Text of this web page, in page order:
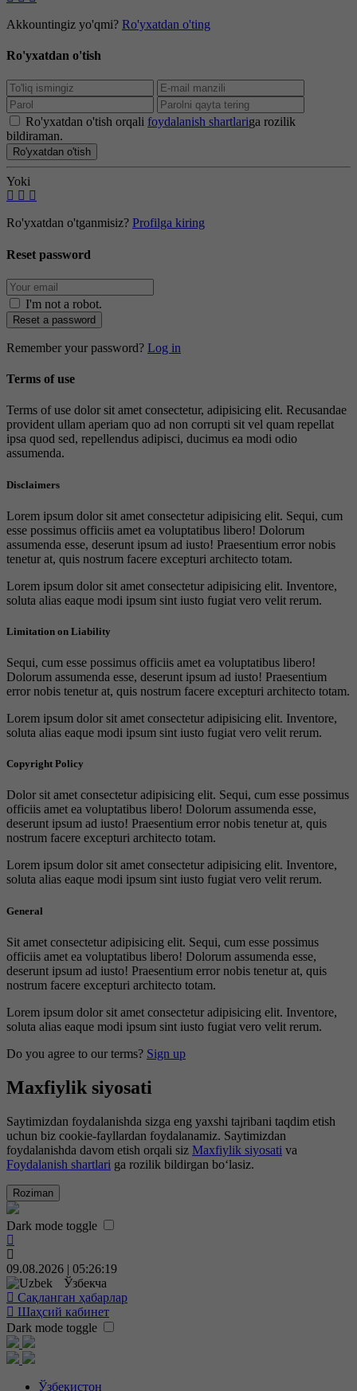
Akkountingiz yo'qmi? Ro'yxatdan o'ting
Ro'yxatdan o'tish
Ro'yxatdan o'tish orqali foydalanish shartlariga rozilik
bildiraman.
Ro'yxatdan o'tish
Yoki
Ro'yxatdan o'tganmisiz? Profilga kiring
Reset password
I'm not a robot.
Reset a password
Remember your password? Log in
Terms of use
Terms of use dolor sit amet consectetur, adipisicing elit. Recusandae
provident ullam aperiam quo ad non corrupti sit vel quam repellat
ipsa quod sed, repellendus adipisci, ducimus ea modi odio
assumenda.
Disclaimers
Lorem ipsum dolor sit amet consectetur adipisicing elit. Sequi, cum
esse possimus officiis amet ea voluptatibus libero! Dolorum
assumenda esse, deserunt ipsum ad iusto! Praesentium error nobis
tenetur at, quis nostrum facere excepturi architecto totam.
Lorem ipsum dolor sit amet consectetur adipisicing elit. Inventore,
soluta alias eaque modi ipsum sint iusto fugiat vero velit rerum.
Limitation on Liability
Sequi, cum esse possimus officiis amet ea voluptatibus libero!
Dolorum assumenda esse, deserunt ipsum ad iusto! Praesentium
error nobis tenetur at, quis nostrum facere excepturi architecto totam.
Lorem ipsum dolor sit amet consectetur adipisicing elit. Inventore,
soluta alias eaque modi ipsum sint iusto fugiat vero velit rerum.
Copyright Policy
Dolor sit amet consectetur adipisicing elit. Sequi, cum esse possimus
officiis amet ea voluptatibus libero! Dolorum assumenda esse,
deserunt ipsum ad iusto! Praesentium error nobis tenetur at, quis
nostrum facere excepturi architecto totam.
Lorem ipsum dolor sit amet consectetur adipisicing elit. Inventore,
soluta alias eaque modi ipsum sint iusto fugiat vero velit rerum.
General
Sit amet consectetur adipisicing elit. Sequi, cum esse possimus
officiis amet ea voluptatibus libero! Dolorum assumenda esse,
deserunt ipsum ad iusto! Praesentium error nobis tenetur at, quis
nostrum facere excepturi architecto totam.
Lorem ipsum dolor sit amet consectetur adipisicing elit. Inventore,
soluta alias eaque modi ipsum sint iusto fugiat vero velit rerum.
Do you agree to our terms? Sign up
Maxfiylik siyosati
Saytimizdan foydalanishda sizga eng yaxshi tajribani taqdim etish
uchun biz cookie-fayllardan foydalanamiz. Saytimizdan
foydalanishda davom etish orqali siz Maxfiylik siyosati va
Foydalanish shartlari ga rozilik bildirgan bo‘lasiz.
Roziman
Dark mode toggle
09.08.2026 | 05:26:20
Ўзбекча
Сақланган ҳабарлар
Шаҳсий кабинет
Dark mode toggle
Ўзбекистон